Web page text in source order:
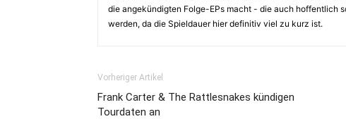
die angekündigten Folge-EPs macht - die auch hoffentlich
werden, da die Spieldauer hier definitiv viel zu kurz ist.
Vorheriger Artikel
Frank Carter & The Rattlesnakes kündigen
Tourdaten an